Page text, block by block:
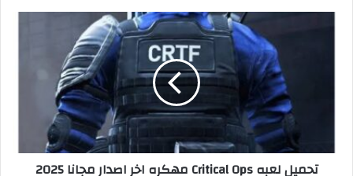
تحميل لعبه Critical Ops مهكره اخر اصدار مجانا 2025